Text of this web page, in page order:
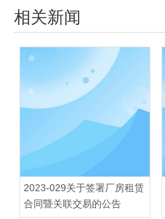
相关新闻
2023-029关于签署厂房租赁
合同暨关联交易的公告